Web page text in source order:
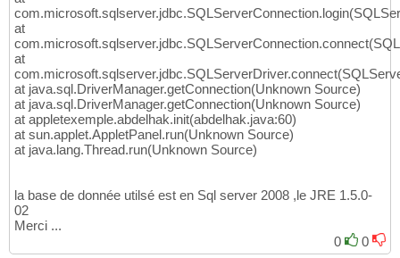
at
at
at java.sql.DriverManager.getConnection(Unknown Source)
at java.sql.DriverManager.getConnection(Unknown Source)
at appletexemple.abdelhak.init(abdelhak.java:60)
at sun.applet.AppletPanel.run(Unknown Source)
at java.lang.Thread.run(Unknown Source)
la base de donnée utilsé est en Sql server 2008 ,le JRE 1.5.0-
02
Merci ...
0
0